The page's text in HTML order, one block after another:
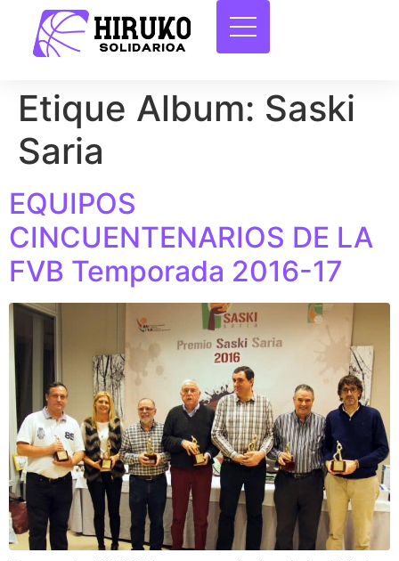
Etique Album: Saski
Saria
EQUIPOS
CINCUENTENARIOS DE LA
FVB Temporada 2016-17